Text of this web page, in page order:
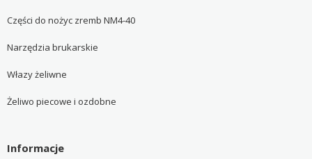
Części do nożyc zremb NM4-40
Narzędzia brukarskie
Włazy żeliwne
Żeliwo piecowe i ozdobne
Informacje